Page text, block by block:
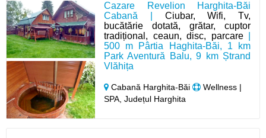
Cazare Revelion Harghita-Băi
Cabană | Ciubar, Wifi, Tv,
bucătărie dotată, grătar, cuptor
tradițional, ceaun, disc, parcare|
500 m Pârtia Haghita-Băi, 1 km
Park Aventură Balu, 9 km Ștrand
Vlăhița
Cabană Harghita-Băi
Wellness |
SPA, Județul Harghita